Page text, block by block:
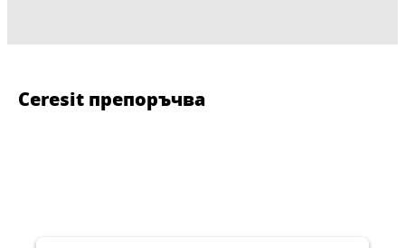
Ceresit препоръчва